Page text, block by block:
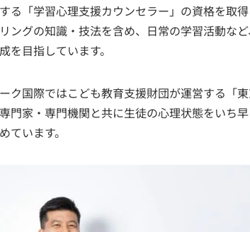
る「学習心理支援カウンセラー」の資格を取
ングの知識・技法を含め、日常の学習活動な
を目指しています。
ク国際ではこども教育支援財団が運営する「
門家・専門機関と共に生徒の心理状態をいち
ています。